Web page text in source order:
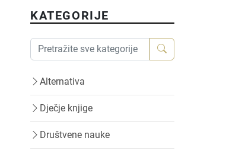
KATEGORIJE
Alternativa
Dječje knjige
Društvene nauke